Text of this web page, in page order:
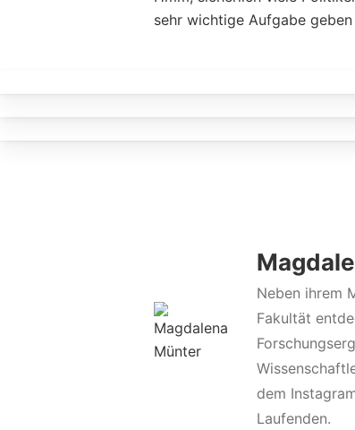
sehr wichtige Aufgabe
Neben ihrem
Fakultät
dem
Laufenden.